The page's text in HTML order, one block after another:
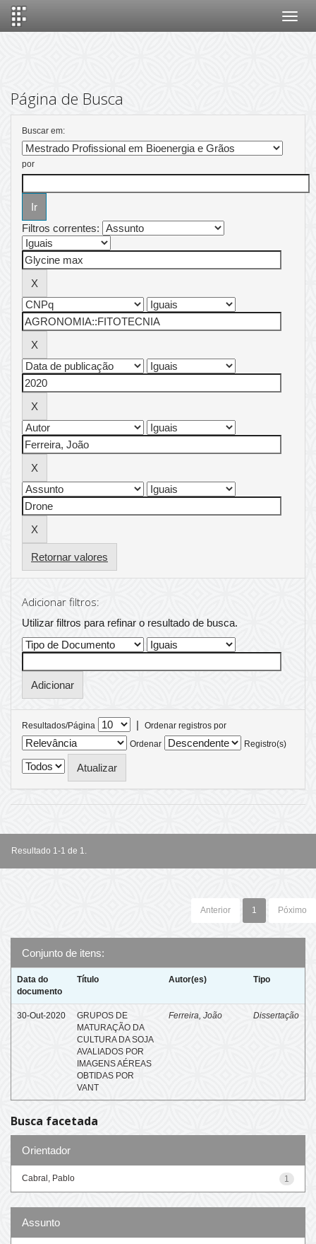
Página de Busca
Buscar em:
por
Filtros correntes:
Retornar valores
Adicionar filtros:
Utilizar filtros para refinar o resultado de busca.
Resultados/Página |
Ordenar registros por
Ordenar
Registro(s)
Resultado 1-1 de 1.
Anterior 1 Póximo
Conjunto de itens:
Data do
documento
Título Autor(es) Tipo
30-Out-2020
GRUPOS DE
MATURAÇÃO DA
CULTURA DA SOJA
AVALIADOS POR
IMAGENS AÉREAS
OBTIDAS POR
VANT
Ferreira, João Dissertação
Busca facetada
Orientador
1
Cabral, Pablo
Assunto